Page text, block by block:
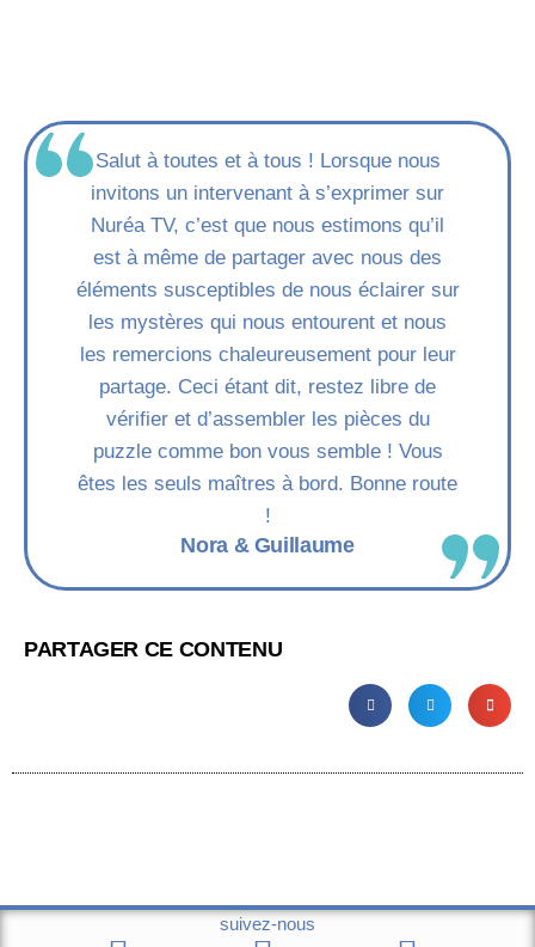
Salut à toutes et à tous ! Lorsque nous
invitons un intervenant à s’exprimer sur
Nuréa TV, c’est que nous estimons qu’il
est à même de partager avec nous des
éléments susceptibles de nous éclairer sur
les mystères qui nous entourent et nous
les remercions chaleureusement pour leur
partage. Ceci étant dit, restez libre de
vérifier et d’assembler les pièces du
puzzle comme bon vous semble ! Vous
êtes les seuls maîtres à bord. Bonne route
!
Nora & Guillaume
PARTAGER CE CONTENU
suivez-nous